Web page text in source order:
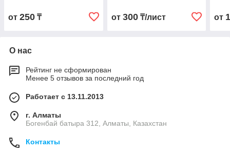
от 250 ₸ от 300₸/лист от
О нас
Рейтинг не сформирован
Менее 5 отзывов за последний год
Работает с 13.11.2013
г. Алматы
Богенбай батыра 312, Алматы, Казахстан
Контакты